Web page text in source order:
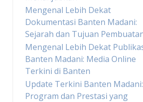
Mengenal Lebih Dekat
Dokumentasi Banten Madani:
Sejarah dan Tujuan
Mengenal Lebih Dekat
Banten Madani: Media Online
Terkini di Banten
Update Terkini Banten Madani:
Program dan Prestasi yang